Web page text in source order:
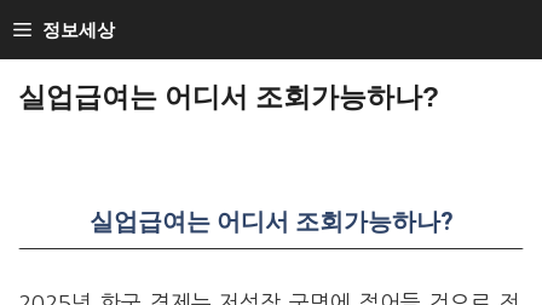
Skip
to
content
정보세상
실업급여는 어디서 조회가능하나?
실업급여는 어디서 조회가능하나?